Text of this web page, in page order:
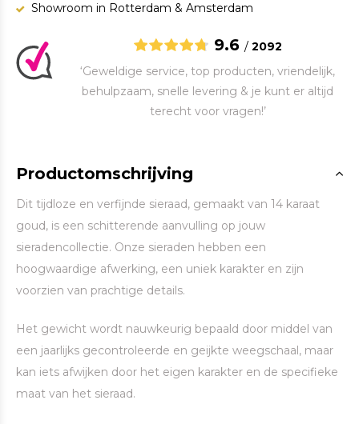
Showroom in Rotterdam & Amsterdam
9.6 / 2092
‘Geweldige service, top producten, vriendelijk,
behulpzaam, snelle levering & je kunt er altijd
terecht voor vragen!’
Productomschrijving
Dit tijdloze en verfijnde sieraad, gemaakt van 14 karaat
goud, is een schitterende aanvulling op jouw
sieradencollectie. Onze sieraden hebben een
hoogwaardige afwerking, een uniek karakter en zijn
voorzien van prachtige details.
Het gewicht wordt nauwkeurig bepaald door middel van
een jaarlijks gecontroleerde en geijkte weegschaal, maar
kan iets afwijken door het eigen karakter en de specifieke
maat van het sieraad.